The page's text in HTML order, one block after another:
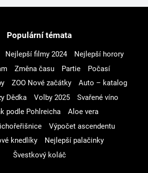
Populární témata
Nejlepší filmy 2024
Nejlepší horory
Změna času Partie
Počasí
ZOO Nové začátky
Auto – katalog
Dědka
Volby 2025
Svařené víno
podle Pohlreicha
Aloe vera
Výpočet ascendentu
knedlíky
Nejlepší palačinky
Švestkový koláč